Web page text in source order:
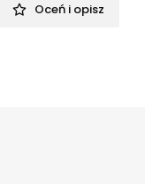
Oceń i opisz